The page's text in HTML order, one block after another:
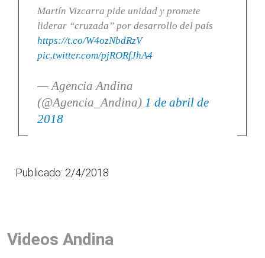
Martín Vizcarra pide unidad y promete
liderar “cruzada” por desarrollo del país
https://t.co/W4ozNbdRzV
pic.twitter.com/pjRORfJhA4
— Agencia Andina
(@Agencia_Andina) 1 de abril de
2018
Publicado: 2/4/2018
Videos Andina